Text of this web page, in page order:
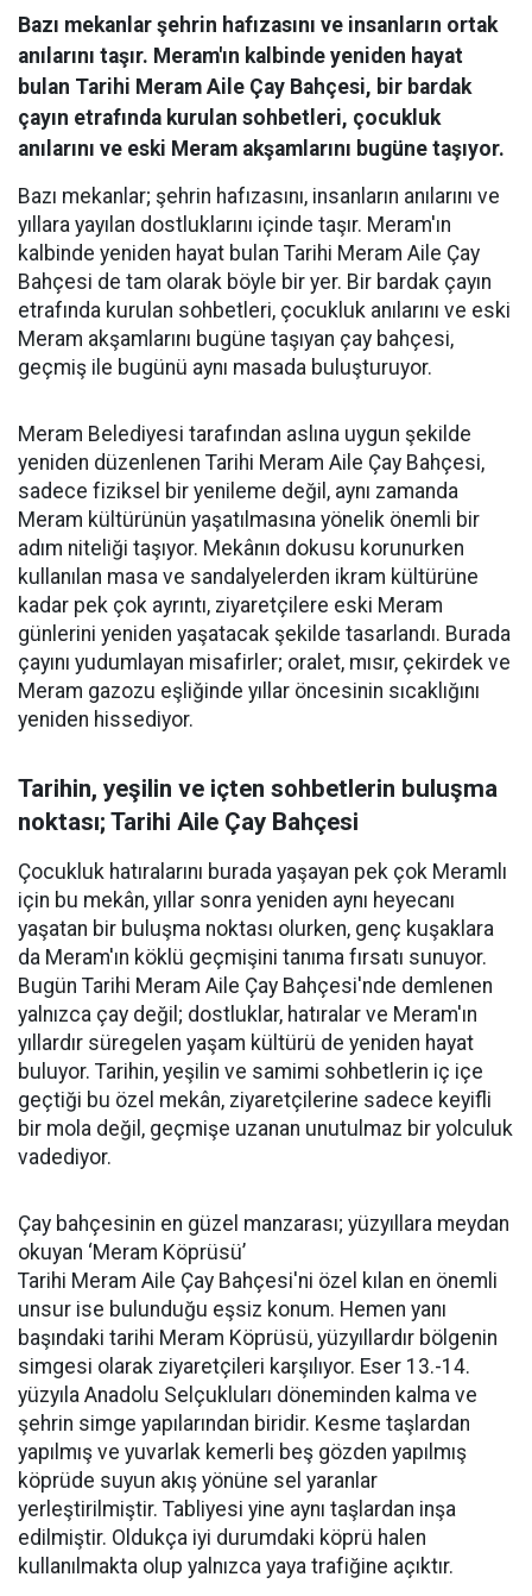
Bazı mekanlar şehrin hafızasını ve insanların ortak
anılarını taşır. Meram'ın kalbinde yeniden hayat
bulan Tarihi Meram Aile Çay Bahçesi, bir bardak
çayın etrafında kurulan sohbetleri, çocukluk
anılarını ve eski Meram akşamlarını bugüne taşıyor.
Bazı mekanlar; şehrin hafızasını, insanların anılarını ve
yıllara yayılan dostluklarını içinde taşır. Meram'ın
kalbinde yeniden hayat bulan Tarihi Meram Aile Çay
Bahçesi de tam olarak böyle bir yer. Bir bardak çayın
etrafında kurulan sohbetleri, çocukluk anılarını ve eski
Meram akşamlarını bugüne taşıyan çay bahçesi,
geçmiş ile bugünü aynı masada buluşturuyor.
Meram Belediyesi tarafından aslına uygun şekilde
yeniden düzenlenen Tarihi Meram Aile Çay Bahçesi,
sadece fiziksel bir yenileme değil, aynı zamanda
Meram kültürünün yaşatılmasına yönelik önemli bir
adım niteliği taşıyor. Mekânın dokusu korunurken
kullanılan masa ve sandalyelerden ikram kültürüne
kadar pek çok ayrıntı, ziyaretçilere eski Meram
günlerini yeniden yaşatacak şekilde tasarlandı. Burada
çayını yudumlayan misafirler; oralet, mısır, çekirdek ve
Meram gazozu eşliğinde yıllar öncesinin sıcaklığını
yeniden hissediyor.
Tarihin, yeşilin ve içten sohbetlerin buluşma
noktası; Tarihi Aile Çay Bahçesi
Çocukluk hatıralarını burada yaşayan pek çok Meramlı
için bu mekân, yıllar sonra yeniden aynı heyecanı
yaşatan bir buluşma noktası olurken, genç kuşaklara
da Meram'ın köklü geçmişini tanıma fırsatı sunuyor.
Bugün Tarihi Meram Aile Çay Bahçesi'nde demlenen
yalnızca çay değil; dostluklar, hatıralar ve Meram'ın
yıllardır süregelen yaşam kültürü de yeniden hayat
buluyor. Tarihin, yeşilin ve samimi sohbetlerin iç içe
geçtiği bu özel mekân, ziyaretçilerine sadece keyifli
bir mola değil, geçmişe uzanan unutulmaz bir yolculuk
vadediyor.
Çay bahçesinin en güzel manzarası; yüzyıllara meydan
okuyan ‘Meram Köprüsü’
Tarihi Meram Aile Çay Bahçesi'ni özel kılan en önemli
unsur ise bulunduğu eşsiz konum. Hemen yanı
başındaki tarihi Meram Köprüsü, yüzyıllardır bölgenin
simgesi olarak ziyaretçileri karşılıyor. Eser 13.-14.
yüzyıla Anadolu Selçukluları döneminden kalma ve
şehrin simge yapılarından biridir. Kesme taşlardan
yapılmış ve yuvarlak kemerli beş gözden yapılmış
köprüde suyun akış yönüne sel yaranlar
yerleştirilmiştir. Tabliyesi yine aynı taşlardan inşa
edilmiştir. Oldukça iyi durumdaki köprü halen
kullanılmakta olup yalnızca yaya trafiğine açıktır.